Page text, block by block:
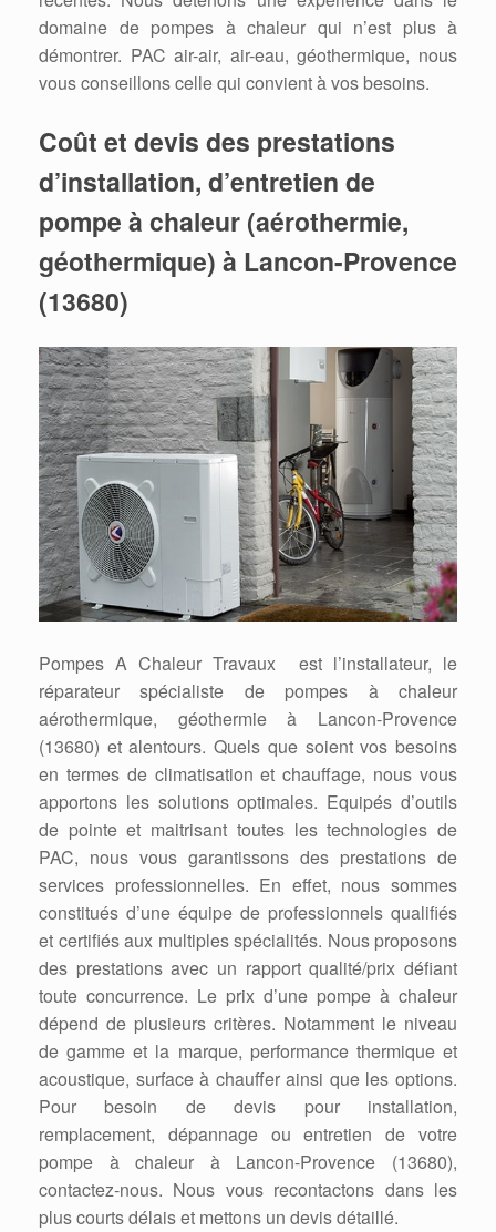
domaine de pompes à chaleur qui n’est plus à
démontrer. PAC air-air, air-eau, géothermique, nous
vous conseillons celle qui convient à vos besoins.
Coût et devis des prestations
d’installation, d’entretien de
pompe à chaleur (aérothermie,
géothermique) à Lancon-Provence
(13680)
Pompes A Chaleur Travaux est l’installateur, le
réparateur spécialiste de pompes à chaleur
aérothermique, géothermie à Lancon-Provence
(13680) et alentours. Quels que soient vos besoins
en termes de climatisation et chauffage, nous vous
apportons les solutions optimales. Equipés d’outils
de pointe et maitrisant toutes les technologies de
PAC, nous vous garantissons des prestations de
services professionnelles. En effet, nous sommes
constitués d’une équipe de professionnels qualifiés
et certifiés aux multiples spécialités. Nous proposons
des prestations avec un rapport qualité/prix défiant
toute concurrence. Le prix d’une pompe à chaleur
dépend de plusieurs critères. Notamment le niveau
de gamme et la marque, performance thermique et
acoustique, surface à chauffer ainsi que les options.
Pour besoin de devis pour installation,
remplacement, dépannage ou entretien de votre
pompe à chaleur à Lancon-Provence (13680),
contactez-nous. Nous vous recontactons dans les
plus courts délais et mettons un devis détaillé.